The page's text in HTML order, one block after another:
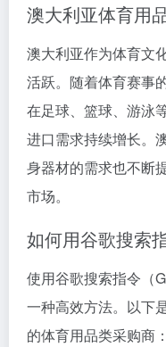
澳大利亚体育用
澳大利亚作为体育文
活跃。随着体育赛事
在足球、篮球、游泳
进口需求持续增长。
身器材的需求也不断
市场。
如何用谷歌搜索
使用谷歌搜索指令（
一种高效方法。以下
的体育用品类采购商：